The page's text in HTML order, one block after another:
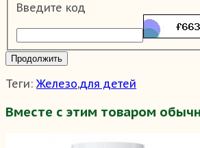
Введите код
Продолжить
Теги: Железо,для детей
Вместе с этим товаром